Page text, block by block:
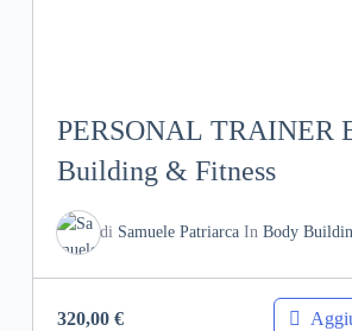
PERSONAL TRAINER
Building & Fitness
di Samuele PatriarcaIn Body
320,00 €